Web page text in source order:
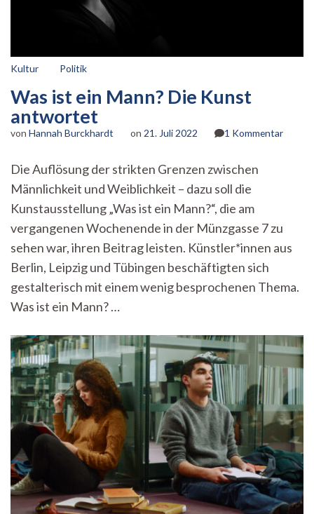
Kultur Politik
Was ist ein Mann? Die Kunst
antwortet
von Hannah Burckhardt on 21. Juli 2022 1 Kommentarzu
Die Auflösung der strikten Grenzen zwischen
Männlichkeit und Weiblichkeit – dazu soll die
Kunstausstellung „Was ist ein Mann?“, die am
vergangenen Wochenende in der Münzgasse 7 zu
sehen war, ihren Beitrag leisten. Künstler*innen aus
Berlin, Leipzig und Tübingen beschäftigten sich
gestalterisch mit einem wenig besprochenen Thema.
Was ist ein Mann? …